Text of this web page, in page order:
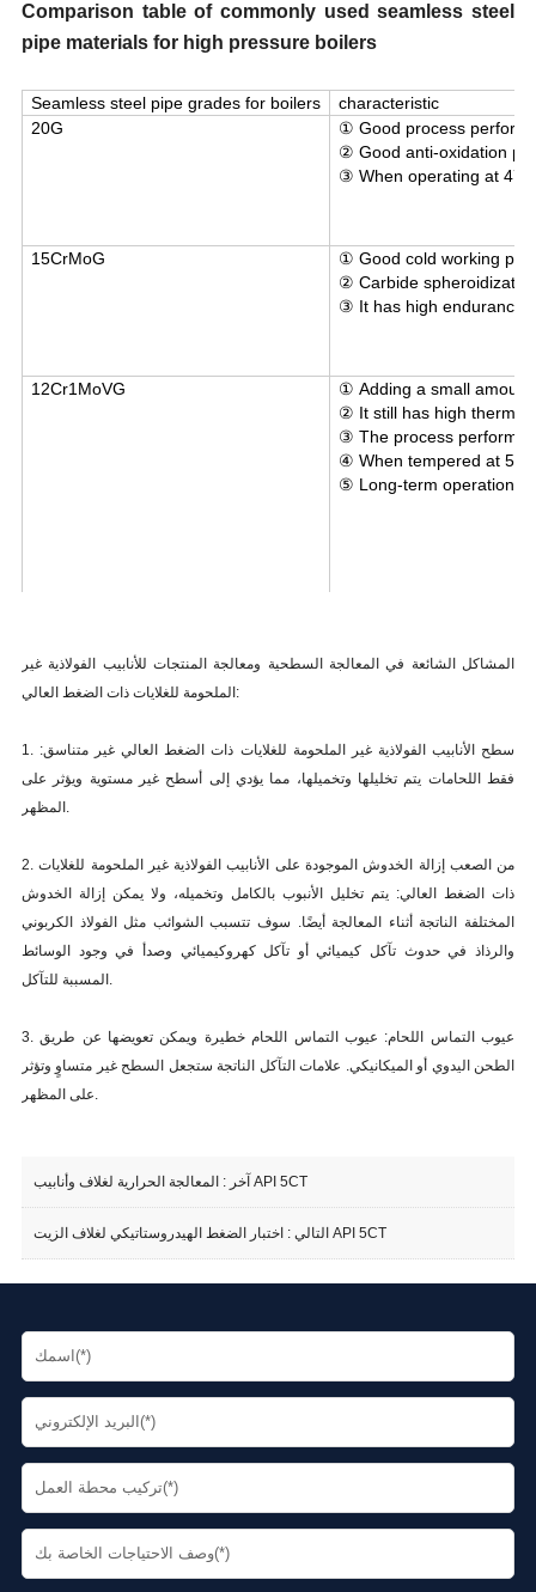
Comparison table of commonly used seamless steel
pipe materials for high pressure boilers
Seamless steel pipe grades for boilers
characteristic
20G
① Good process
② Good anti-oxidation
③ When operating at
15CrMoG
① Good cold working
② Carbide
③ It has high endurance
12Cr1MoVG
① Adding a small
② It still has high thermal
③ The process
④ When tempered at
⑤ Long-term operation at
المشاكل الشائعة في المعالجة السطحية ومعالجة المنتجات للأنابيب الفولاذية غير
الملحومة للغلايات ذات الضغط العالي:
1. سطح الأنابيب الفولاذية غير الملحومة للغلايات ذات الضغط العالي غير متناسق:
فقط اللحامات يتم تخليلها وتخميلها، مما يؤدي إلى أسطح غير مستوية ويؤثر على
المظهر.
2. من الصعب إزالة الخدوش الموجودة على الأنابيب الفولاذية غير الملحومة للغلايات
ذات الضغط العالي: يتم تخليل الأنبوب بالكامل وتخميله، ولا يمكن إزالة الخدوش
المختلفة الناتجة أثناء المعالجة أيضًا. سوف تتسبب الشوائب مثل الفولاذ الكربوني
والرذاذ في حدوث تآكل كيميائي أو تآكل كهروكيميائي وصدأ في وجود الوسائط
المسببة للتآكل.
3. عيوب التماس اللحام: عيوب التماس اللحام خطيرة ويمكن تعويضها عن طريق
الطحن اليدوي أو الميكانيكي. علامات التآكل الناتجة ستجعل السطح غير متساوٍ وتؤثر
على المظهر.
آخر : المعالجة الحرارية لغلاف وأنابيب API 5CT
التالي : اختبار الضغط الهيدروستاتيكي لغلاف الزيت API 5CT